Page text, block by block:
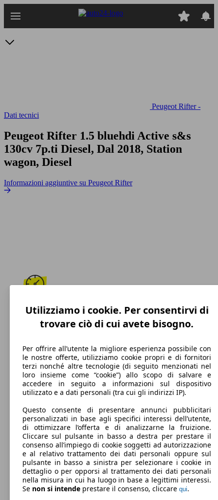
Peugeot Rifter -
Dati tecnici
Peugeot Rifter 1.5 bluehdi Active s&s
130cv 7p.ti Diesel, Dal 2018, Station
wagon, Diesel
Informazioni aggiuntive su Peugeot Rifter
184 km/h
Velocità massima
Diesel
Carburante
115 g/km
Emissioni di CO2 (combinato)*
Utilizziamo i cookie. Per consentirvi di
trovare ciò di cui avete bisogno.
Per offrire all’utente la migliore esperienza possibile con
le nostre offerte, utilizziamo cookie propri e di fornitori
terzi nonché altre tecnologie (di seguito menzionati nel
loro insieme come “cookie”) allo scopo di salvare e
accedere in seguito a informazioni sul dispositivo
utilizzato e a dati personali (tra cui gli indirizzi IP).
Questo consente di presentare annunci pubblicitari
personalizzati in base agli specifici interessi dell’utente,
di ottimizzare l’offerta e di analizzarne la fruizione.
Cliccare sul pulsante in basso a destra per prestare il
consenso all’impiego di cookie soggetti ad autorizzazione
e al relativo trattamento dei dati personali oppure sul
pulsante in basso a sinistra per selezionare i cookie in
dettaglio o per opporsi al trattamento dei dati personali
nella misura in cui ha luogo in base a legittimi interessi.
Se non si intende prestare il consenso, cliccare qui.